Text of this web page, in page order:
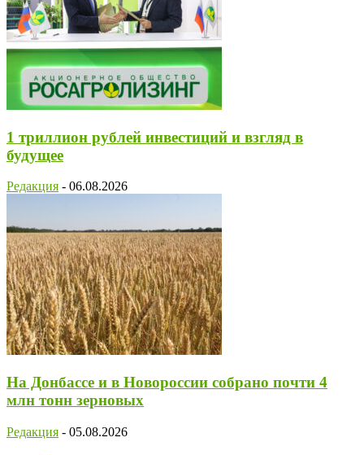
1 триллион рублей инвестиций и взгляд в
будущее
Редакция - 06.08.2026
На Донбассе и в Новороссии собрано почти 4
млн тонн зерновых
Редакция - 05.08.2026